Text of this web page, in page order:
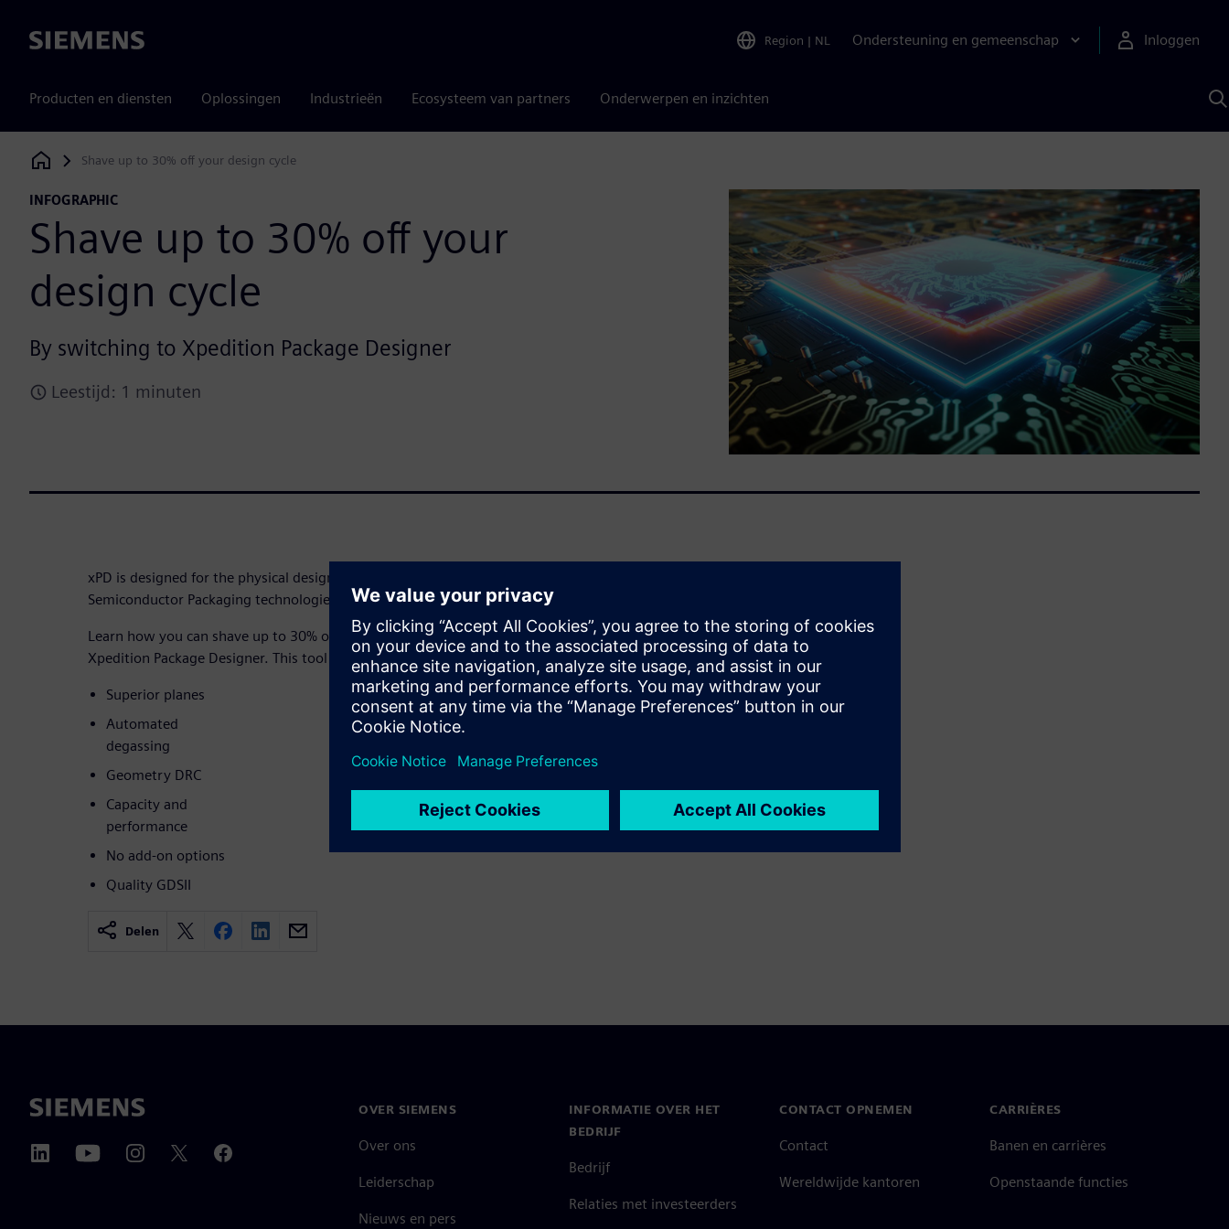
Siemens Region | NL Ondersteuning en gemeenschap Inloggen
Producten en diensten Oplossingen Industrieën Ecosysteem van partners Onderwerpen en inzichten
Siemens Digital Industries Software
Shave up to 30% off your design cycle
INFOGRAPHIC
Shave up to 30% off your
design cycle
By switching to Xpedition Package Designer
Leestijd: 1 minuten
xPD is designed for the physical design, verification, and modeling of Advanced
Semiconductor Packaging technologies
Learn how you can shave up to 30% off your design cycle by switching to
Xpedition Package Designer. This tool features:
Superior planes
Automated
degassing
Geometry DRC
Capacity and
performance
No add-on options
Quality GDSII
Delen
OVER SIEMENS
Over ons
Leiderschap
Nieuws en pers
INFORMATIE OVER HET
BEDRIJF
Bedrijf
Relaties met investeerders
CONTACT OPNEMEN
Contact
Wereldwijde kantoren
CARRIÈRES
Banen en carrières
Openstaande functies